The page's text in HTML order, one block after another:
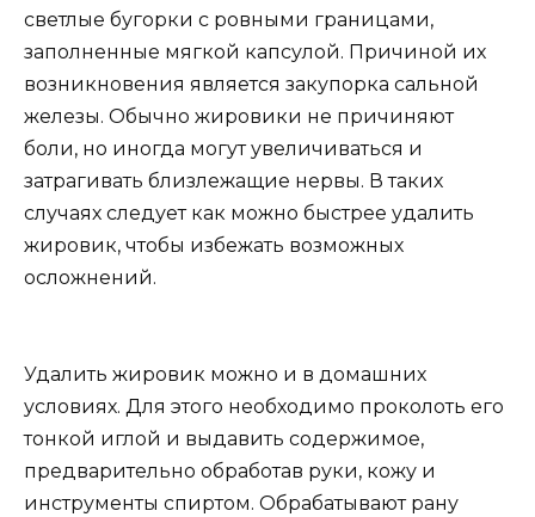
светлые бугорки с ровными границами,
заполненные мягкой капсулой. Причиной их
возникновения является закупорка сальной
железы. Обычно жировики не причиняют
боли, но иногда могут увеличиваться и
затрагивать близлежащие нервы. В таких
случаях следует как можно быстрее удалить
жировик, чтобы избежать возможных
осложнений.
Удалить жировик можно и в домашних
условиях. Для этого необходимо проколоть его
тонкой иглой и выдавить содержимое,
предварительно обработав руки, кожу и
инструменты спиртом. Обрабатывают рану